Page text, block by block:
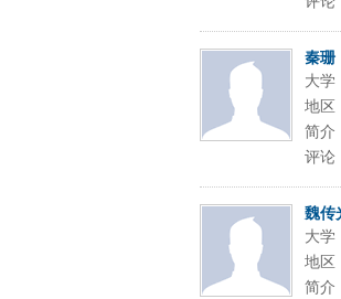
秦珊
大学
地区
简介
评论
魏传
大学
地区
简介